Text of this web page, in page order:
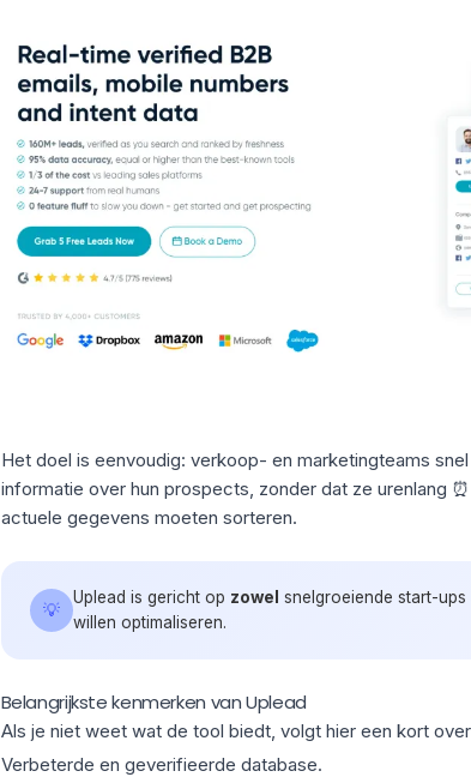
Het doel is eenvoudig: verkoop- en marketingteams
informatie over hun prospects, zonder dat ze urenlang
actuele gegevens moeten sorteren.
💡
Uplead is gericht op zowel snelgroeiende start-
willen optimaliseren.
Belangrijkste kenmerken van Uplead
Als je niet weet wat de tool biedt, volgt hier een kort
Verbeterde en geverifieerde database.